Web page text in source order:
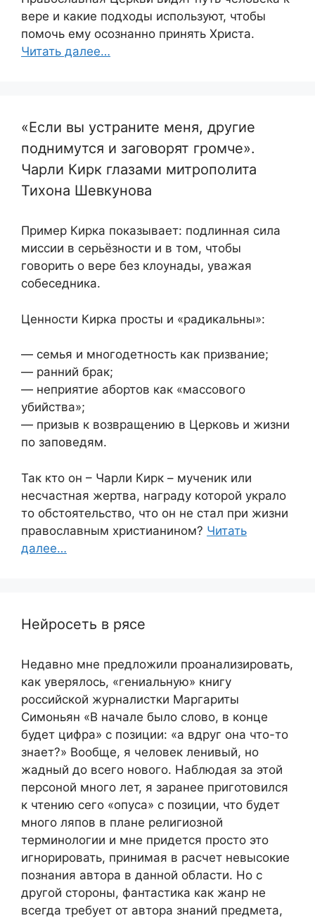
вере и какие подходы используют, чтобы
помочь ему осознанно принять Христа.
Читать далее…
«Если вы устраните меня, другие
поднимутся и заговорят громче».
Чарли Кирк глазами митрополита
Тихона Шевкунова
Пример Кирка показывает: подлинная сила
миссии в серьёзности и в том, чтобы
говорить о вере без клоунады, уважая
собеседника.
Ценности Кирка просты и «радикальны»:
— семья и многодетность как призвание;
— ранний брак;
— неприятие абортов как «массового
убийства»;
— призыв к возвращению в Церковь и жизни
по заповедям.
Так кто он – Чарли Кирк – мученик или
несчастная жертва, награду которой украло
то обстоятельство, что он не стал при жизни
православным христианином? Читать
далее…
Нейросеть в рясе
Недавно мне предложили проанализировать,
как уверялось, «гениальную» книгу
российской журналистки Маргариты
Симоньян «В начале было слово, в конце
будет цифра» с позиции: «а вдруг она что-то
знает?» Вообще, я человек ленивый, но
жадный до всего нового. Наблюдая за этой
персоной много лет, я заранее приготовился
к чтению сего «опуса» с позиции, что будет
много ляпов в плане религиозной
терминологии и мне придется просто это
игнорировать, принимая в расчет невысокие
познания автора в данной области. Но с
другой стороны, фантастика как жанр не
всегда требует от автора знаний предмета,